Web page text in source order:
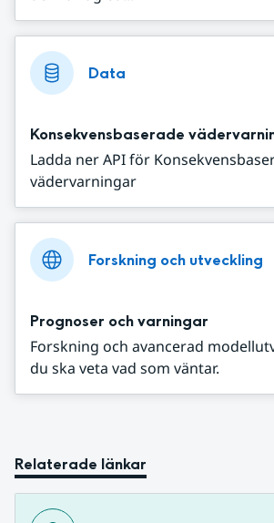
Data
Konsekvensbaserade
Ladda ner API för
vädervarningar
Forskning och utveckling
Prognoser och varningar
Forskning och avancerad
du ska veta vad som väntar.
Relaterade länkar